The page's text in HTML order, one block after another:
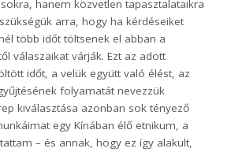
hanem közvetlen tapasztalataikra
arra, hogy ha kérdéseiket
több időt töltsenek el abban a
válaszaikat várják. Ezt az adott
időt, a velük együtt való élést, az
folyamatát nevezzük
kiválasztása azonban sok tényező
egy Kínában élő etnikum, a
– és annak, hogy ez így alakult,